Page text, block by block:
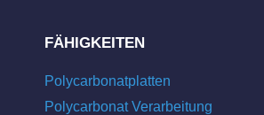
FÄHIGKEITEN
Polycarbonatplatten
Polycarbonat Verarbeitung